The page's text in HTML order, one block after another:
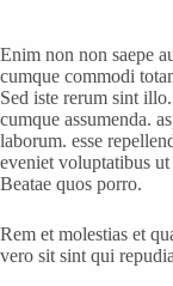
Enim non non saepe
cumque commodi
Sed iste rerum sint
cumque assumenda.
laborum. esse
eveniet voluptatibus
Beatae quos porro.
Rem et molestias et
vero sit sint qui